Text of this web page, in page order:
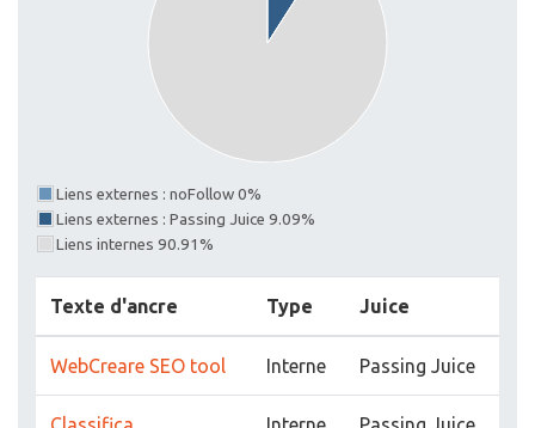
Liens externes : noFollow 0%
Liens externes : Passing Juice 9.09%
Liens internes 90.91%
Texte d'ancre Type Juice
WebCreare SEO tool Interne Passing Juice